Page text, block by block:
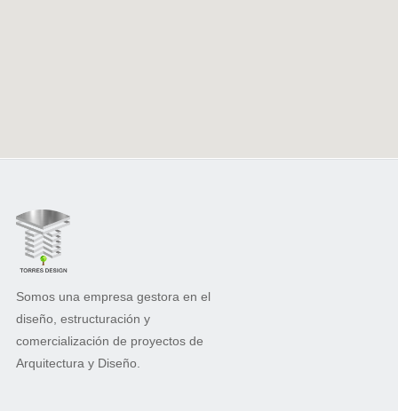
Somos una empresa gestora en el
diseño, estructuración y
comercialización de proyectos de
Arquitectura y Diseño.